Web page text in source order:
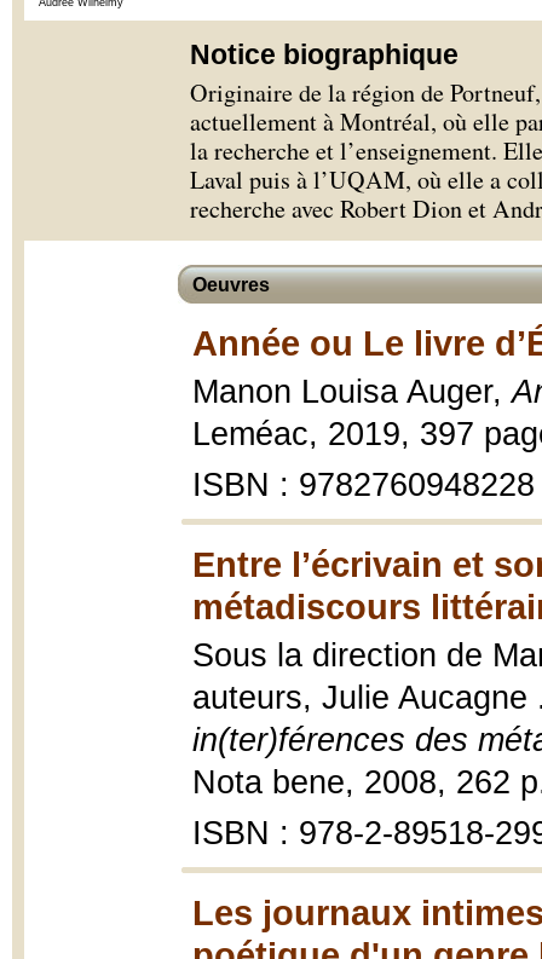
Audrée Wilhelmy
Notice biographique
Originaire de la région de
actuellement à Montréal, où elle
la recherche et l’enseignement.
Laval puis à l’UQAM, où elle a
recherche avec Robert Dion et
Oeuvres
Année ou Le livre
Manon Louisa Auger,
Leméac, 2019, 397
ISBN : 9782760948228
Entre l’écrivain et
métadiscours
Sous la direction de
auteurs, Julie
in(ter)férences des
Nota bene, 2008, 262
ISBN : 978-2-89518-
Les journaux